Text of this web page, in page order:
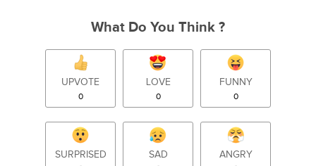
What Do You Think ?
UPVOTE
0
LOVE
0
FUNNY
0
SURPRISED SAD ANGRY